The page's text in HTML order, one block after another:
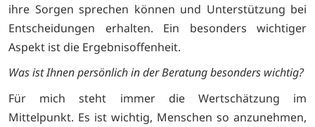
ihre Sorgen sprechen können und Unterstützung bei
Entscheidungen erhalten. Ein besonders wichtiger
Aspekt ist die Ergebnisoffenheit.
Was ist Ihnen persönlich in der Beratung besonders wichtig?
Für mich steht immer die Wertschätzung im
Mittelpunkt. Es ist wichtig, Menschen so anzunehmen,